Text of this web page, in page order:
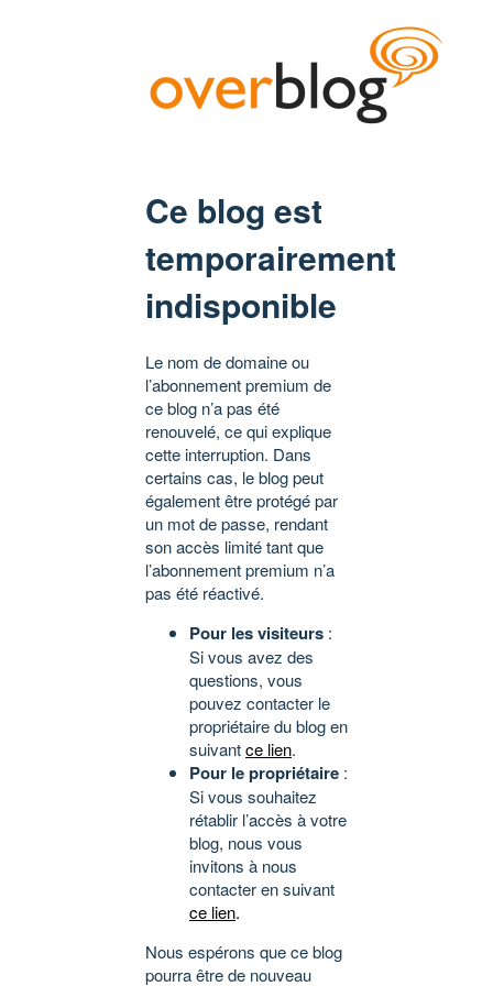
Ce blog est
temporairement
indisponible
Le nom de domaine ou
l’abonnement premium de
ce blog n’a pas été
renouvelé, ce qui explique
cette interruption. Dans
certains cas, le blog peut
également être protégé par
un mot de passe, rendant
son accès limité tant que
l’abonnement premium n’a
pas été réactivé.
Pour les visiteurs :
Si vous avez des
questions, vous
pouvez contacter le
propriétaire du blog en
suivantce lien.
Pour le propriétaire :
Si vous souhaitez
rétablir l’accès à votre
blog, nous vous
invitons à nous
contacter en suivant
ce lien.
Nous espérons que ce blog
pourra être de nouveau